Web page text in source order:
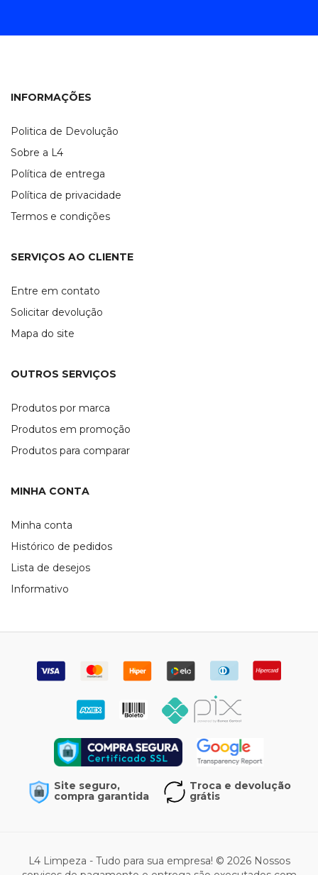
INFORMAÇÕES
Politica de Devolução
Sobre a L4
Política de entrega
Política de privacidade
Termos e condições
SERVIÇOS AO CLIENTE
Entre em contato
Solicitar devolução
Mapa do site
OUTROS SERVIÇOS
Produtos por marca
Produtos em promoção
Produtos para comparar
MINHA CONTA
Minha conta
Histórico de pedidos
Lista de desejos
Informativo
Site seguro,
compra garantida
Troca e devolução
grátis
L4 Limpeza - Tudo para sua empresa! © 2026 Nossos